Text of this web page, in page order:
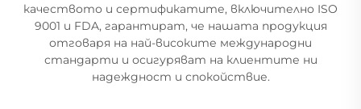
качеството и сертификатите, включително ISO
9001 и FDA, гарантират, че нашата продукция
отговаря на най-високите международни
стандарти и осигуряват на клиентите ни
надеждност и спокойствие.